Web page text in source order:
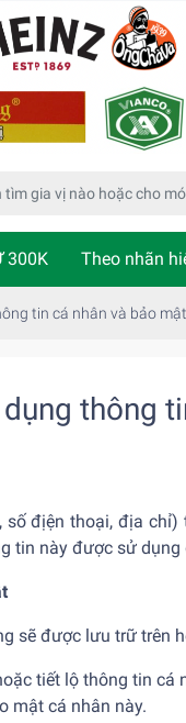
300K Theo nhãn
ăn liền Kiểm tra
tin cá nhân và bảo mật
thông
số địện thoại, địa
tin này được sử
sẽ được lưu trữ trên
tiết lộ thông tin
mật cá nhân này.